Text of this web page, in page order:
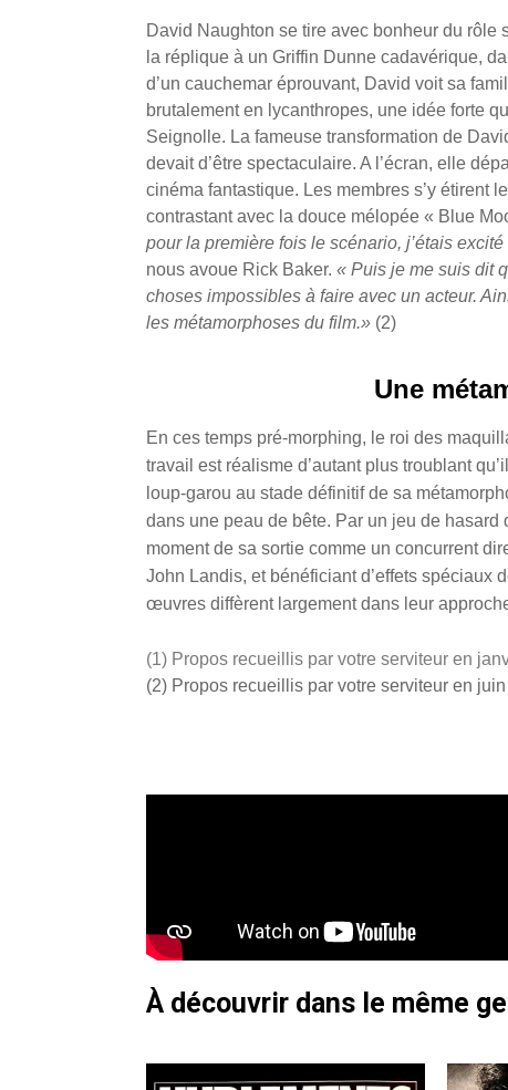
David Naughton se tire avec bonheur du
la réplique à un Griffin Dunne cadavérique,
d’un cauchemar éprouvant, David voit sa
brutalement en lycanthropes, une idée forte
Seignolle. La fameuse transformation de
devait d’être spectaculaire. A l’écran, elle
cinéma fantastique. Les membres s’y étirent
contrastant avec la douce mélopée « Blue
pour la première fois le scénario, j’étais
nous avoue Rick Baker. « Puis je me suis dit
choses impossibles à faire avec un acteur.
les métamorphoses du film.» (2)
Une
En ces temps pré-morphing, le roi des
travail est réalisme d’autant plus troublant
loup-garou au stade définitif de sa
dans une peau de bête. Par un jeu de hasard
moment de sa sortie comme un concurrent
John Landis, et bénéficiant d’effets spéciaux
œuvres diffèrent largement dans leur
(1) Propos recueillis par votre serviteur en
(2) Propos recueillis par votre serviteur en
À découvrir dans le même